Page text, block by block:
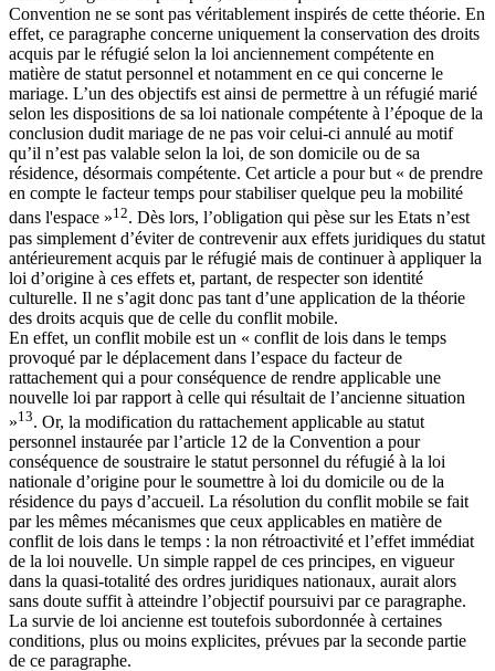
Convention ne se sont pas véritablement inspirés de cette théorie. En
effet, ce paragraphe concerne uniquement la conservation des droits
acquis par le réfugié selon la loi anciennement compétente en
matière de statut personnel et notamment en ce qui concerne le
mariage. L’un des objectifs est ainsi de permettre à un réfugié marié
selon les dispositions de sa loi nationale compétente à l’époque de la
conclusion dudit mariage de ne pas voir celui-ci annulé au motif
qu’il n’est pas valable selon la loi, de son domicile ou de sa
résidence, désormais compétente. Cet article a pour but « de prendre
en compte le facteur temps pour stabiliser quelque peu la mobilité
dans l'espace »12. Dès lors, l’obligation qui pèse sur les Etats n’est
pas simplement d’éviter de contrevenir aux effets juridiques du statut
antérieurement acquis par le réfugié mais de continuer à appliquer la
loi d’origine à ces effets et, partant, de respecter son identité
culturelle. Il ne s’agit donc pas tant d’une application de la théorie
des droits acquis que de celle du conflit mobile.
En effet, un conflit mobile est un « conflit de lois dans le temps
provoqué par le déplacement dans l’espace du facteur de
rattachement qui a pour conséquence de rendre applicable une
nouvelle loi par rapport à celle qui résultait de l’ancienne situation
»13. Or, la modification du rattachement applicable au statut
personnel instaurée par l’article 12 de la Convention a pour
conséquence de soustraire le statut personnel du réfugié à la loi
nationale d’origine pour le soumettre à loi du domicile ou de la
résidence du pays d’accueil. La résolution du conflit mobile se fait
par les mêmes mécanismes que ceux applicables en matière de
conflit de lois dans le temps : la non rétroactivité et l’effet immédiat
de la loi nouvelle. Un simple rappel de ces principes, en vigueur
dans la quasi-totalité des ordres juridiques nationaux, aurait alors
sans doute suffit à atteindre l’objectif poursuivi par ce paragraphe.
La survie de loi ancienne est toutefois subordonnée à certaines
conditions, plus ou moins explicites, prévues par la seconde partie
de ce paragraphe.